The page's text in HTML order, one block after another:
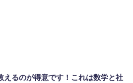
えるのが得意です！これは数学と社